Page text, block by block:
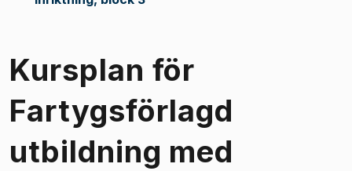
Kursplan för
Fartygsförlagd
utbildning med